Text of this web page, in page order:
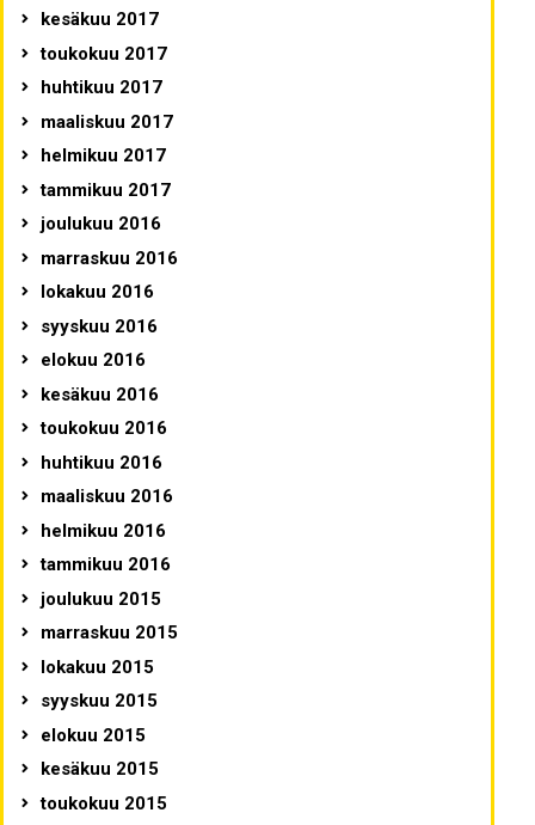
kesäkuu 2017
toukokuu 2017
huhtikuu 2017
maaliskuu 2017
helmikuu 2017
tammikuu 2017
joulukuu 2016
marraskuu 2016
lokakuu 2016
syyskuu 2016
elokuu 2016
kesäkuu 2016
toukokuu 2016
huhtikuu 2016
maaliskuu 2016
helmikuu 2016
tammikuu 2016
joulukuu 2015
marraskuu 2015
lokakuu 2015
syyskuu 2015
elokuu 2015
kesäkuu 2015
toukokuu 2015